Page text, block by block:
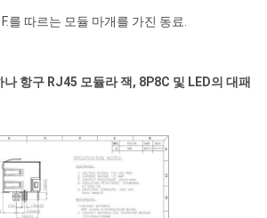
를 따르는 모듈 마개를 가진 동료.
항구 RJ45 모듈라 잭, 8P8C 및 LED의 대패